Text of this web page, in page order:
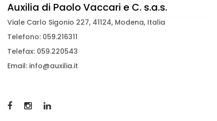
Auxilia di Paolo Vaccari e C. s.a.s.
Viale Carlo Sigonio 227, 41124, Modena, Italia
Telefono: 059.216311
Telefax: 059.220543
Email: info@auxilia.it